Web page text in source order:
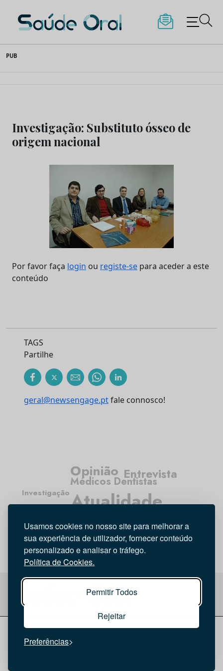
Usamos cookies no nosso site para melhorar a
sua experiência de utilizador, fornecer conteúdo
personalizado e analisar o tráfego.
Política de Cookies.
Permitir Todos
Rejeitar
Preferências
to
content
Saúde Oral
PUB
Investigação: Substituto ósseo de
origem nacional
Por favor faça login ou registe-se para aceder a este
conteúdo
TAGS
Partilhe
geral@newsengage.ptfale connosco!
Atualidade
Médicos Dentistas
Higiene Oral
Entrevista
Opinião
Tecnologia
Investigação
Política de privacidade